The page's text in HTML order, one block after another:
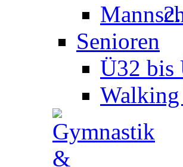
Senioren
Ü32 bis